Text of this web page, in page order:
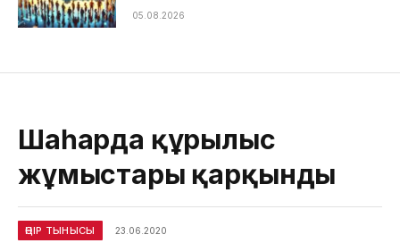
05.08.2026
Шаһарда құрылыс
жұмыстары қарқынды
ӨҢІР ТЫНЫСЫ 23.06.2020